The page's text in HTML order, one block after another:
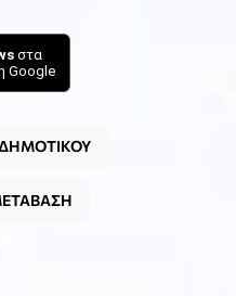
στα
Google